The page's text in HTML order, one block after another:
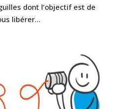
dont l’objectif est de
libérer...